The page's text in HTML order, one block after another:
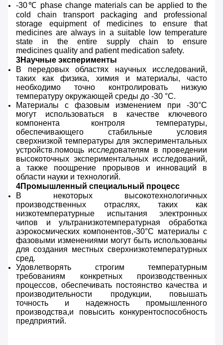
-30℃ phase change materials can be applied to the
cold chain transport packaging and professional
storage equipment of medicines to ensure that
medicines are always in a suitable low temperature
state in the entire supply chain to ensure
medicines quality and patient medication safety.
3Научные эксперименты
В передовых областях научных исследований,
таких как физика, химия и материалы, часто
необходимо точно контролировать низкую
температуру окружающей среды до -30 °C.
Материалы с фазовым изменением при -30°С
могут использоваться в качестве ключевого
компонента контроля температуры,
обеспечивающего стабильные условия
сверхнизкой температуры для экспериментальных
устройств.помощь исследователям в проведении
высокоточных экспериментальных исследований,
а также поощрение прорывов и инноваций в
области науки и технологий.
4Промышленный специальный процесс
В некоторых высокотехнологичных
производственных отраслях, таких как
низкотемпературные испытания электронных
чипов и ультранизкотемпературная обработка
аэрокосмических компонентов,-30°C материалы с
фазовыми изменениями могут быть использованы
для создания местных сверхнизкотемпературных
сред.
Удовлетворять строгим температурным
требованиям конкретных производственных
процессов, обеспечивать постоянство качества и
производительности продукции, повышать
точность и надежность промышленного
производства,и повысить конкурентоспособность
предприятий.